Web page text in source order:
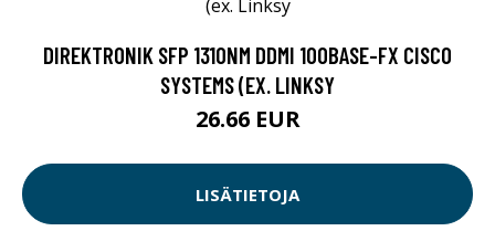
DIREKTRONIK SFP 1310NM DDMI 100BASE-FX CISCO
SYSTEMS (EX. LINKSY
26.66 EUR
LISÄTIETOJA